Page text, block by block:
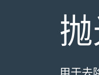
用于去